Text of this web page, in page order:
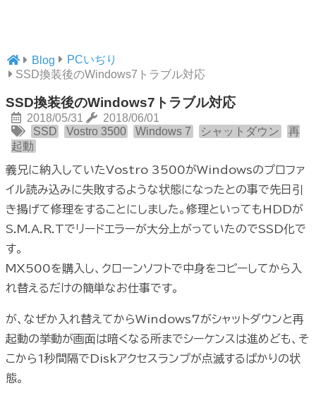
Blog
PCいぢり
SSD換装後のWindows7トラブル対応
SSD換装後のWindows7トラブル対応
2018/05/31
2018/06/01
SSD
Vostro 3500 Windows 7 シャットダウン
再
起動
義兄に納入していたVostro 3500がWindowsのプロファ
イル読み込みに失敗するような状態になったとの事で先日引
き揚げて修理をすることにしました。修理といってもHDDが
S.M.A.R.Tでリードエラーが大分上がっていたのでSSD化で
す。
MX500を購入し、クローンソフトで中身をコピーしてから入
れ替えるだけの簡単なお仕事です。
が、なぜか入れ替えてからWindows7がシャットダウンと再
起動の挙動が画面は暗くなる所までシーケンスは進めども、そ
こから1秒間隔でDiskアクセスランプが点滅するばかりの状
態。